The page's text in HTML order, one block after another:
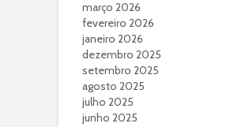
março 2026
fevereiro 2026
janeiro 2026
dezembro 2025
setembro 2025
agosto 2025
julho 2025
junho 2025